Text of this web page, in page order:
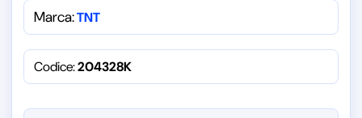
Marca:TNT
Codice:204328K